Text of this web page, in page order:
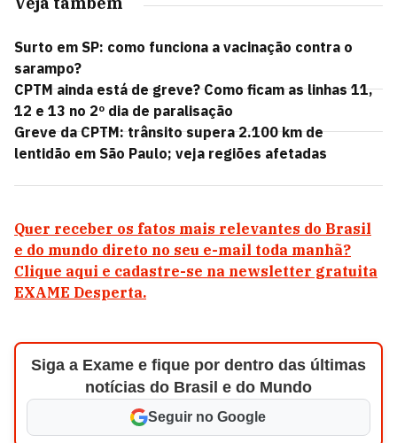
Surto em SP: como funciona a vacinação contra o
sarampo?
CPTM ainda está de greve? Como ficam as linhas 11,
12 e 13 no 2º dia de paralisação
Greve da CPTM: trânsito supera 2.100 km de
lentidão em São Paulo; veja regiões afetadas
Quer receber os fatos mais relevantes do Brasil
e do mundo direto no seu e-mail toda manhã?
Clique aqui e cadastre-se na newsletter gratuita
EXAME Desperta.
Siga a Exame e fique por dentro das últimas
notícias do Brasil e do Mundo
Seguir no Google